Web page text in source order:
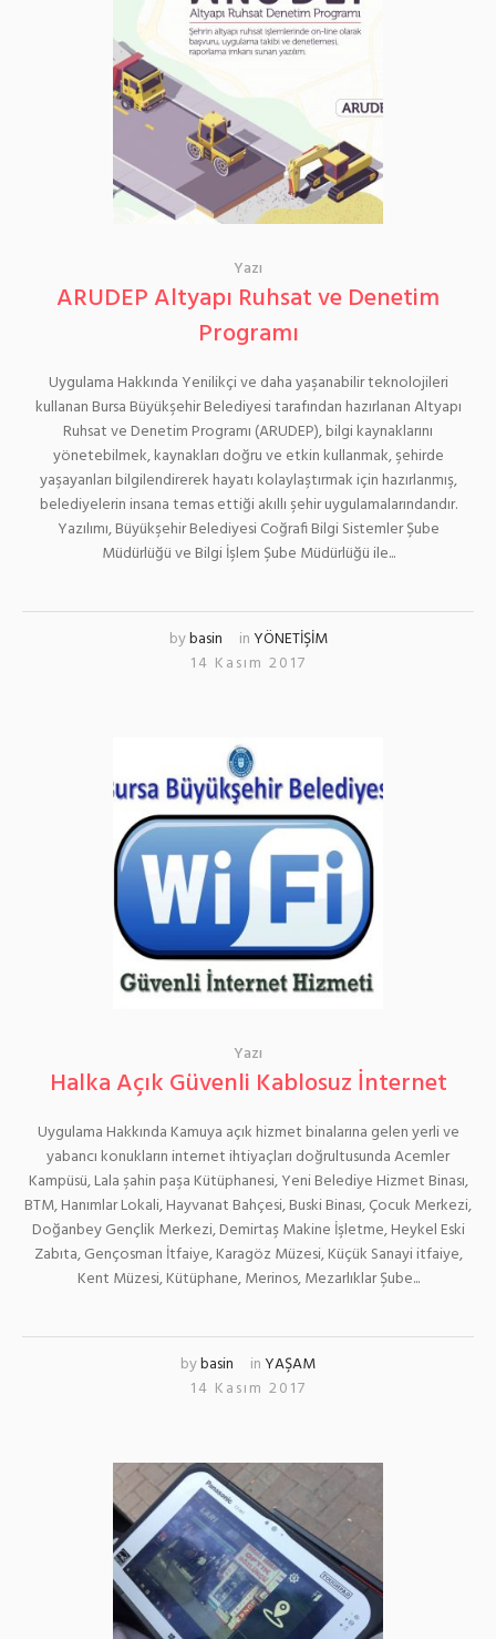
Yazı
ARUDEP Altyapı Ruhsat ve Denetim
Programı
Uygulama Hakkında Yenilikçi ve daha yaşanabilir teknolojileri
kullanan Bursa Büyükşehir Belediyesi tarafından hazırlanan Altyapı
Ruhsat ve Denetim Programı (ARUDEP), bilgi kaynaklarını
yönetebilmek, kaynakları doğru ve etkin kullanmak, şehirde
yaşayanları bilgilendirerek hayatı kolaylaştırmak için hazırlanmış,
belediyelerin insana temas ettiği akıllı şehir uygulamalarındandır.
Yazılımı, Büyükşehir Belediyesi Coğrafi Bilgi Sistemler Şube
Müdürlüğü ve Bilgi İşlem Şube Müdürlüğü ile...
bybasin inYÖNETİŞİM
14 Kasım 2017
Yazı
Halka Açık Güvenli Kablosuz İnternet
Uygulama Hakkında Kamuya açık hizmet binalarına gelen yerli ve
yabancı konukların internet ihtiyaçları doğrultusunda Acemler
Kampüsü, Lala şahin paşa Kütüphanesi, Yeni Belediye Hizmet Binası,
BTM, Hanımlar Lokali, Hayvanat Bahçesi, Buski Binası, Çocuk Merkezi,
Doğanbey Gençlik Merkezi, Demirtaş Makine İşletme, Heykel Eski
Zabıta, Gençosman İtfaiye, Karagöz Müzesi, Küçük Sanayi itfaiye,
Kent Müzesi, Kütüphane, Merinos, Mezarlıklar Şube...
bybasin inYAŞAM
14 Kasım 2017